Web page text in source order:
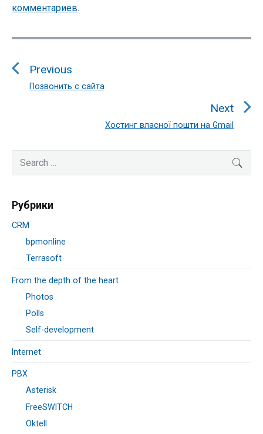
комментариев.
Навигация
записям
Previous
Previous
Позвонить с сайта
Next
Next
Хостинг власної пошти на Gmail
Primary
Sidebar
for:
Рубрики
CRM
bpmonline
Terrasoft
From the depth of the heart
Photos
Polls
Self-development
Internet
PBX
Asterisk
FreeSWITCH
Oktell